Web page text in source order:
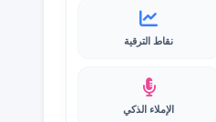
نقاط الترقية
الإملاء الذكي